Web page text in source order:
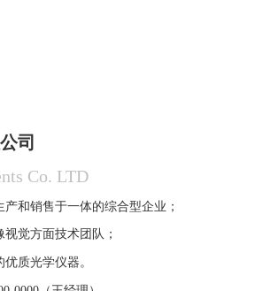
司
Co. LTD
和销售于一体的综合型企业；
觉方面技术团队；
质光学仪器。